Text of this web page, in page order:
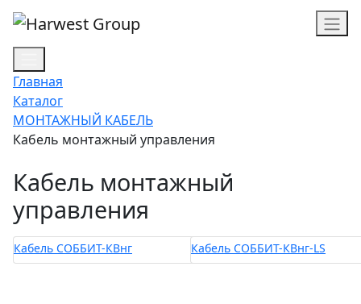
Главная
Каталог
МОНТАЖНЫЙ КАБЕЛЬ
Кабель монтажный управления
Кабель монтажный
управления
Кабель СОББИТ-КВнг Кабель СОББИТ-КВнг-LS